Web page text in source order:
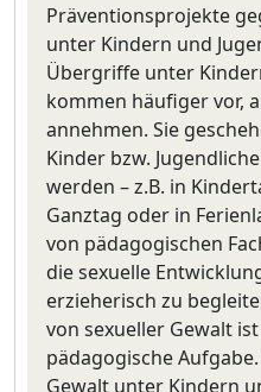
Präventionsprojekte
unter Kindern und
Übergriffe unter
kommen häufiger vor,
annehmen. Sie
Kinder bzw.
werden – z.B. in
Ganztag oder in
von pädagogischen
die sexuelle
erzieherisch zu
von sexueller Gewalt
pädagogische
Gewalt unter Kindern